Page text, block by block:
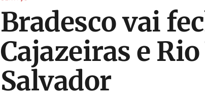
Bradesco vai
Cajazeiras e
Salvador